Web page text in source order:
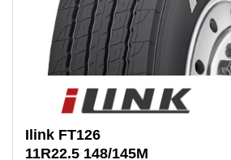
Ilink FT126
11R22.5 148/145M